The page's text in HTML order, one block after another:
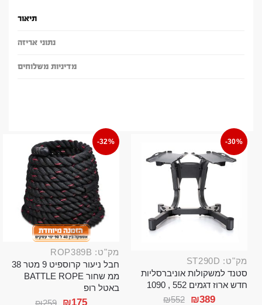
תיאור
נתוני אריזה
מדיניות משלוחים
-30%
מק"ט: ST290D
סטנד למשקולות אוניברסליות
חדש ארוז דגמים 552 , 1090
₪552 ₪389
-32%
מק"ט: ROP389B
חבל ניעור קרוספיט 9 מטר 38
ממ שחור BATTLE ROPE
באטל רופ
₪259 ₪175